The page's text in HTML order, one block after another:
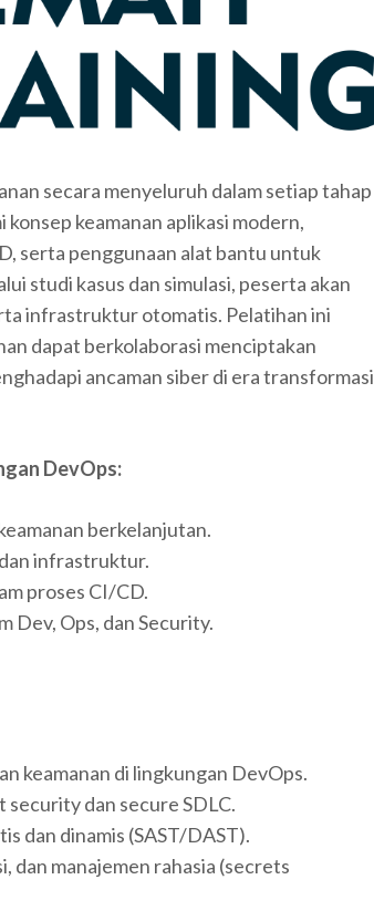
secara menyeluruh dalam setiap tahap
keamanan aplikasi modern,
serta penggunaan alat bantu untuk
studi kasus dan simulasi, peserta akan
infrastruktur otomatis. Pelatihan ini
dapat berkolaborasi menciptakan
ancaman siber di era transformasi
DevOps:
berkelanjutan.
infrastruktur.
proses CI/CD.
Dev, Ops, dan Security.
keamanan di lingkungan DevOps.
security dan secure SDLC.
dan dinamis (SAST/DAST).
dan manajemen rahasia (secrets